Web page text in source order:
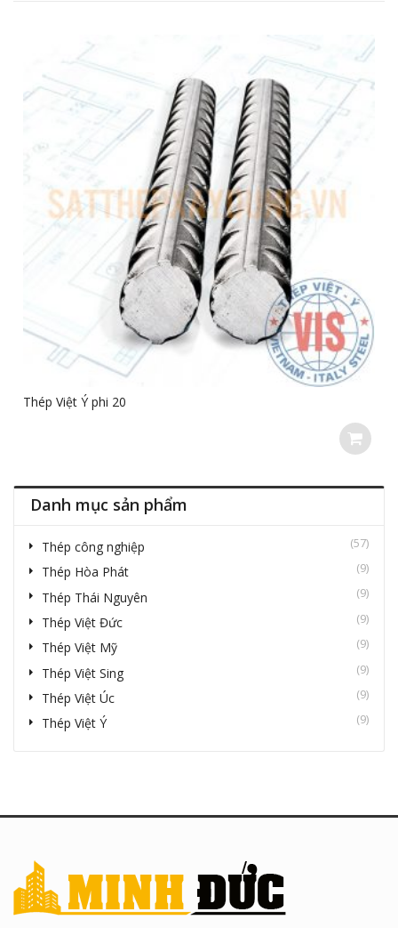
Thép Việt Ý phi 20
Danh mục sản phẩm
Thép công nghiệp (57)
Thép Hòa Phát (9)
Thép Thái Nguyên (9)
Thép Việt Đức (9)
Thép Việt Mỹ (9)
Thép Việt Sing (9)
Thép Việt Úc (9)
Thép Việt Ý (9)